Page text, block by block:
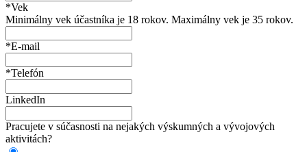
*Vek
Minimálny vek účastníka je 18 rokov. Maximálny vek je 35 rokov.
*E-mail
*Telefón
LinkedIn
Pracujete v súčasnosti na nejakých výskumných a vývojových
aktivitách?